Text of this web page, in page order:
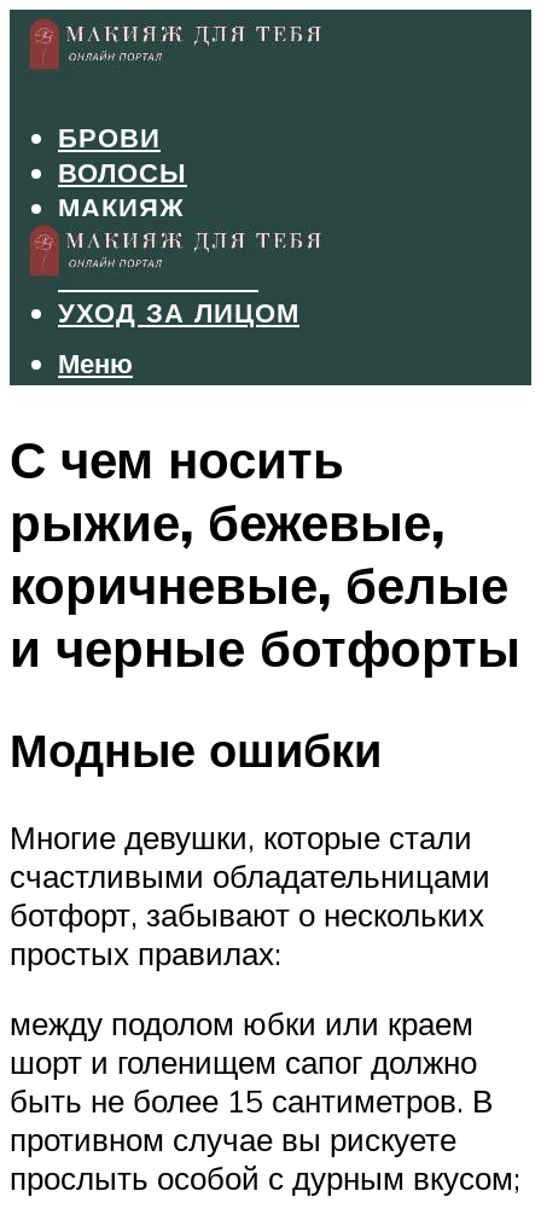
БРОВИ
ВОЛОСЫ
МАКИЯЖ
МАНИКЮР
ТУШЬ И ТЕНИ
УХОД ЗА ЛИЦОМ
Меню
Меню
С чем носить
рыжие, бежевые,
коричневые, белые
и черные ботфорты
Модные ошибки
Многие девушки, которые стали
счастливыми обладательницами
ботфорт, забывают о нескольких
простых правилах:
между подолом юбки или краем
шорт и голенищем сапог должно
быть не более 15 сантиметров. В
противном случае вы рискуете
прослыть особой с дурным вкусом;